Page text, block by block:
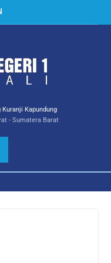
Kuranji Kapundung
- Sumatera Barat